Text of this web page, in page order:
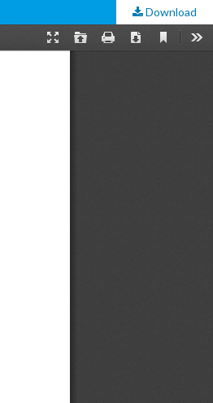
Download